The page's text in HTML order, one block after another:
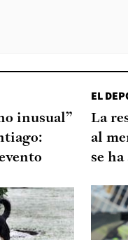
inusual”
EL
La
al
se